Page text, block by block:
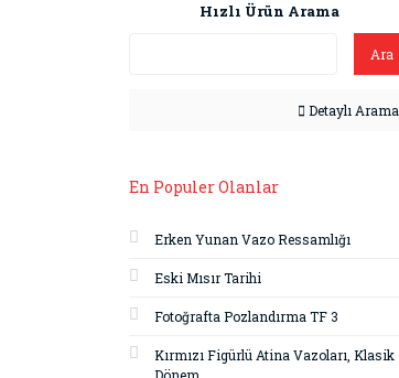
Hızlı Ürün Arama
Ara
Detaylı Arama
En Populer Olanlar
Erken Yunan Vazo Ressamlığı
Eski Mısır Tarihi
Fotoğrafta Pozlandırma TF 3
Kırmızı Figürlü Atina Vazoları, Klasik